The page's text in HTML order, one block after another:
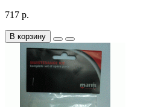
717 р.
В корзину